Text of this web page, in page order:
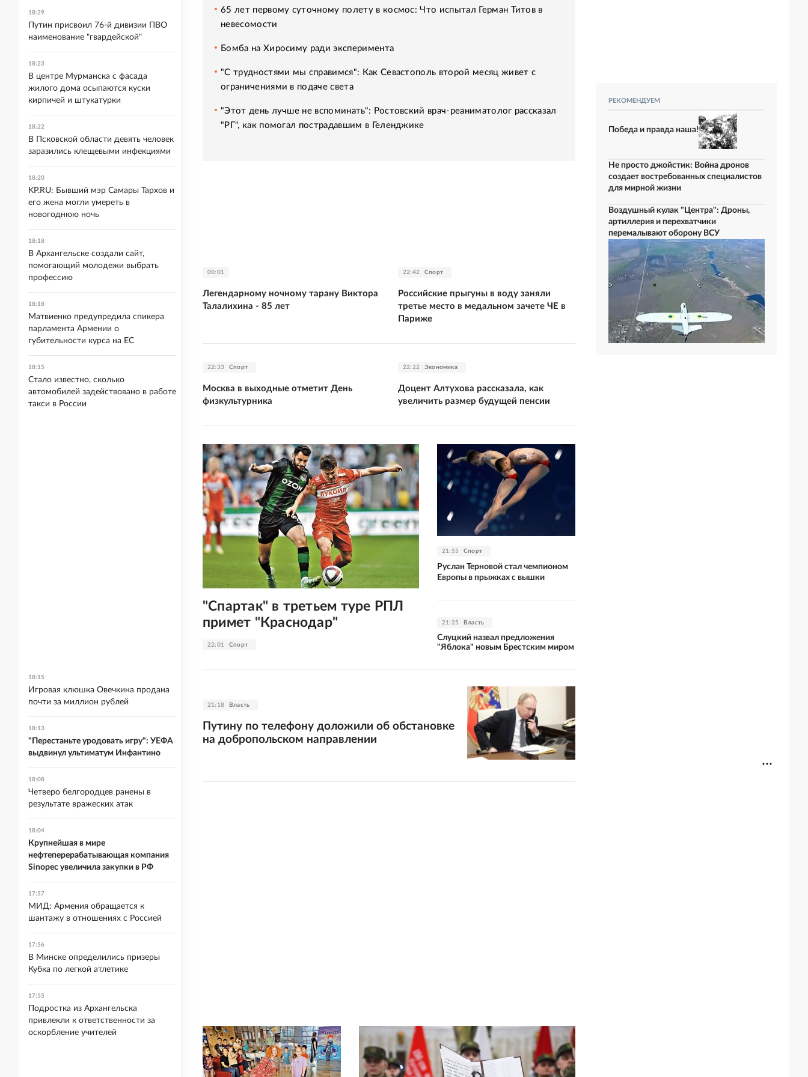
65 лет первому суточному полету в космос: Что испытал Герман Титов в
невесомости
Бомба на Хиросиму ради эксперимента
"С трудностями мы справимся": Как Севастополь второй месяц живет с
ограничениями в подаче света
"Этот день лучше не вспоминать": Ростовский врач-реаниматолог рассказал
"РГ", как помогал пострадавшим в Геленджике
00:01
Легендарному ночному тарану Виктора
Талалихина - 85 лет
22:42 Спорт
Российские прыгуны в воду заняли
третье место в медальном зачете ЧЕ в
Париже
22:33 Спорт
Москва в выходные отметит День
физкультурника
22:22 Экономика
Доцент Алтухова рассказала, как
увеличить размер будущей пенсии
22:01 Спорт
"Спартак" в третьем туре РПЛ
примет "Краснодар"
21:55 Спорт
Руслан Терновой стал чемпионом
Европы в прыжках с вышки
21:25 Власть
Слуцкий назвал предложения
"Яблока" новым Брестским миром
21:18 Власть
Путину по телефону доложили об обстановке
на добропольском направлении
РЕКОМЕНДУЕМ
Победа и правда наша!
Не просто джойстик: Война дронов
создает востребованных специалистов
для мирной жизни
Воздушный кулак "Центра": Дроны,
артиллерия и перехватчики
перемалывают оборону ВСУ
18:29
Путин присвоил 76-й дивизии ПВО
наименование "гвардейской"
18:23
В центре Мурманска с фасада
жилого дома осыпаются куски
кирпичей и штукатурки
18:22
В Псковской области девять человек
заразились клещевыми инфекциями
18:20
KP.RU: Бывший мэр Самары Тархов и
его жена могли умереть в
новогоднюю ночь
18:18
В Архангельске создали сайт,
помогающий молодежи выбрать
профессию
18:18
Матвиенко предупредила спикера
парламента Армении о
губительности курса на ЕС
18:15
Стало известно, сколько
автомобилей задействовано в работе
такси в России
18:15
Игровая клюшка Овечкина продана
почти за миллион рублей
18:13
"Перестаньте уродовать игру": УЕФА
выдвинул ультиматум Инфантино
18:08
Четверо белгородцев ранены в
результате вражеских атак
18:04
Крупнейшая в мире
нефтеперерабатывающая компания
Sinopec увеличила закупки в РФ
17:57
МИД: Армения обращается к
шантажу в отношениях с Россией
17:56
В Минске определились призеры
Кубка по легкой атлетике
17:55
Подростка из Архангельска
привлекли к ответственности за
оскорбление учителей